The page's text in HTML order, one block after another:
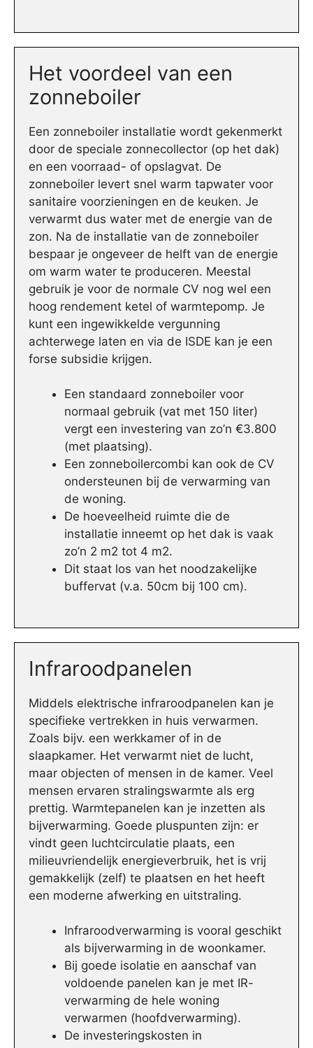
Het voordeel van een
zonneboiler
Een zonneboiler installatie wordt gekenmerkt
door de speciale zonnecollector (op het dak)
en een voorraad- of opslagvat. De
zonneboiler levert snel warm tapwater voor
sanitaire voorzieningen en de keuken. Je
verwarmt dus water met de energie van de
zon. Na de installatie van de zonneboiler
bespaar je ongeveer de helft van de energie
om warm water te produceren. Meestal
gebruik je voor de normale CV nog wel een
hoog rendement ketel of warmtepomp. Je
kunt een ingewikkelde vergunning
achterwege laten en via de ISDE kan je een
forse subsidie krijgen.
Een standaard zonneboiler voor
normaal gebruik (vat met 150 liter)
vergt een investering van zo’n €3.800
(met plaatsing).
Een zonneboilercombi kan ook de CV
ondersteunen bij de verwarming van
de woning.
De hoeveelheid ruimte die de
installatie inneemt op het dak is vaak
zo’n 2 m2 tot 4 m2.
Dit staat los van het noodzakelijke
buffervat (v.a. 50cm bij 100 cm).
Infraroodpanelen
Middels elektrische infraroodpanelen kan je
specifieke vertrekken in huis verwarmen.
Zoals bijv. een werkkamer of in de
slaapkamer. Het verwarmt niet de lucht,
maar objecten of mensen in de kamer. Veel
mensen ervaren stralingswarmte als erg
prettig. Warmtepanelen kan je inzetten als
bijverwarming. Goede pluspunten zijn: er
vindt geen luchtcirculatie plaats, een
milieuvriendelijk energieverbruik, het is vrij
gemakkelijk (zelf) te plaatsen en het heeft
een moderne afwerking en uitstraling.
Infraroodverwarming is vooral geschikt
als bijverwarming in de woonkamer.
Bij goede isolatie en aanschaf van
voldoende panelen kan je met IR-
verwarming de hele woning
verwarmen (hoofdverwarming).
De investeringskosten in